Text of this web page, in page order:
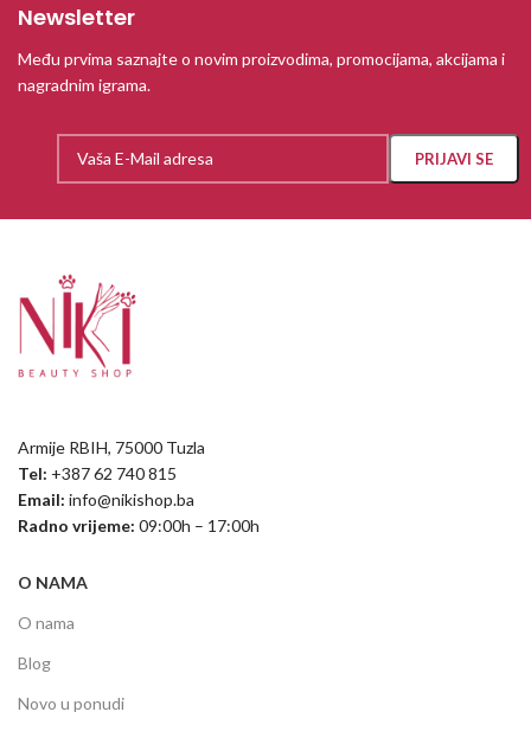
Newsletter
Među prvima saznajte o novim proizvodima, promocijama, akcijama i
nagradnim igrama.
Armije RBIH, 75000 Tuzla
Tel: +387 62 740 815
Email: info@nikishop.ba
Radno vrijeme: 09:00h – 17:00h
O NAMA
O nama
Blog
Novo u ponudi